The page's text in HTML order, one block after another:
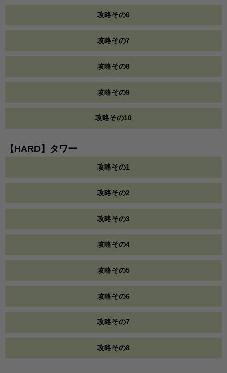
攻略その6
攻略その7
攻略その8
攻略その9
攻略その10
【HARD】タワー
攻略その1
攻略その2
攻略その3
攻略その4
攻略その5
攻略その6
攻略その7
攻略その8